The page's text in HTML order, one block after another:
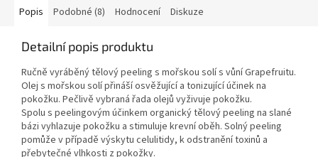
Popis Podobné (8) Hodnocení Diskuze
Detailní popis produktu
Ručně vyráběný tělový peeling s mořskou solí s vůní Grapefruitu.
Olej s mořskou solí přináší osvěžující a tonizující účinek na
pokožku. Pečlivě vybraná řada olejů vyživuje pokožku.
Spolu s peelingovým účinkem organický tělový peeling na slané
bázi vyhlazuje pokožku a stimuluje krevní oběh. Solný peeling
pomůže v případě výskytu celulitidy, k odstranění toxinů a
přebytečné vlhkosti z pokožky.